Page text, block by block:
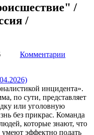
/
/
Комментарии
инцидента».
по сути, представляет
или уголовную
без прикрас. Команда
которые знают, что
эффектно подать